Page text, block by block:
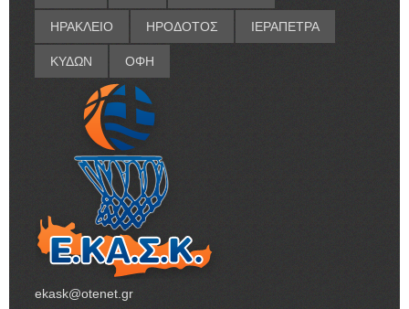
ΗΡΑΚΛΕΙΟ ΗΡΟΔΟΤΟΣ ΙΕΡΑΠΕΤΡΑ
ΚΥΔΩΝ ΟΦΗ
ekask@otenet.gr